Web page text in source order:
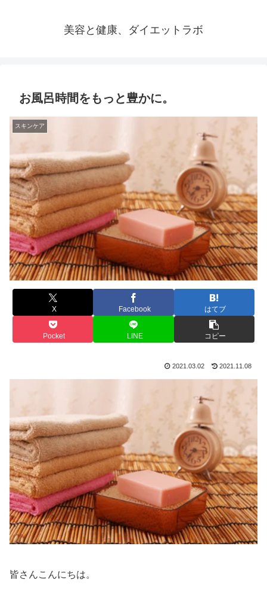
美容と健康、ダイエットラボ
お風呂時間をもっと豊かに。
スキンケア
X Facebook はてブ
Pocket LINE コピー
2021.03.02 2021.11.08
皆さんこんにちは。